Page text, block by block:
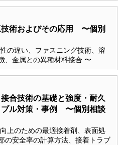
技術およびその応用 〜個別
の違い、ファスニング技術、溶
、金属との異種材料接合 〜
合技術の基礎と強度・耐久
ブル対策・事例 〜個別相談
上のための最適接着剤、表面処
の安全率の計算方法、接着トラブ